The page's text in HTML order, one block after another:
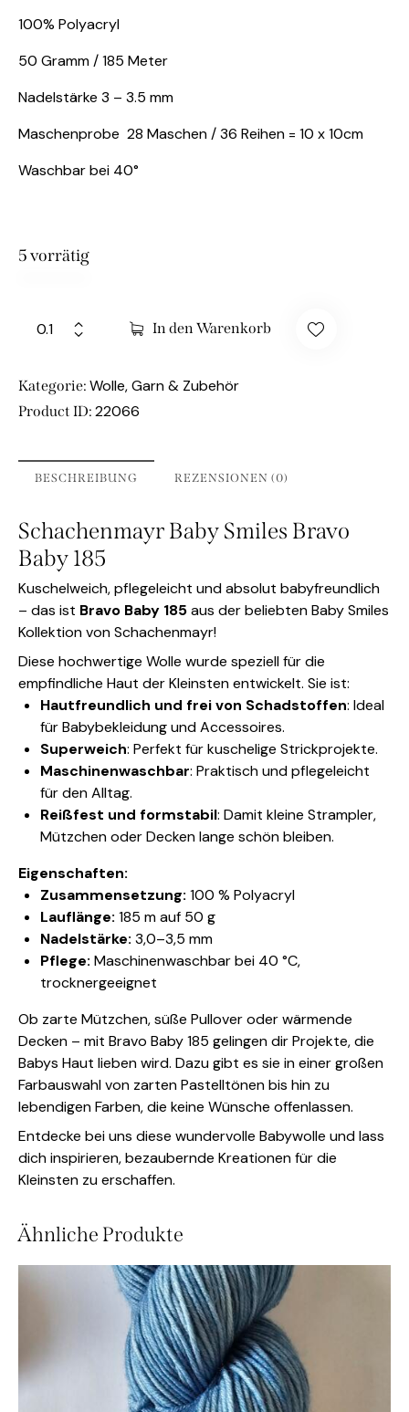
100% Polyacryl
50 Gramm / 185 Meter
Nadelstärke 3 – 3.5 mm
Maschenprobe 28 Maschen / 36 Reihen = 10 x 10cm
Waschbar bei 40°
5 vorrätig
In den Warenkorb
Kategorie: Wolle, Garn & Zubehör
Product ID: 22066
BESCHREIBUNG REZENSIONEN (0)
Schachenmayr Baby Smiles Bravo
Baby 185
Kuschelweich, pflegeleicht und absolut babyfreundlich
– das ist Bravo Baby 185aus der beliebten Baby Smiles
Kollektion von Schachenmayr!
Diese hochwertige Wolle wurde speziell für die
empfindliche Haut der Kleinsten entwickelt. Sie ist:
Hautfreundlich und frei von Schadstoffen: Ideal
für Babybekleidung und Accessoires.
Superweich: Perfekt für kuschelige Strickprojekte.
Maschinenwaschbar: Praktisch und pflegeleicht
für den Alltag.
Reißfest und formstabil: Damit kleine Strampler,
Mützchen oder Decken lange schön bleiben.
Eigenschaften:
Zusammensetzung: 100 % Polyacryl
Lauflänge: 185 m auf 50 g
Nadelstärke: 3,0–3,5 mm
Pflege: Maschinenwaschbar bei 40 °C,
trocknergeeignet
Ob zarte Mützchen, süße Pullover oder wärmende
Decken – mit Bravo Baby 185 gelingen dir Projekte, die
Babys Haut lieben wird. Dazu gibt es sie in einer großen
Farbauswahl von zarten Pastelltönen bis hin zu
lebendigen Farben, die keine Wünsche offenlassen.
Entdecke bei uns diese wundervolle Babywolle und lass
dich inspirieren, bezaubernde Kreationen für die
Kleinsten zu erschaffen.
Ähnliche Produkte